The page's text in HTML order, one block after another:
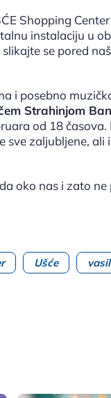
Shopping
instalaciju u
se pored
i posebno
Strahinjom
od 18
sve zaljubljene,
oko nas i zato
Ušće